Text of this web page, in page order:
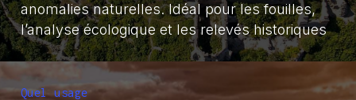
anomalies naturelles. Idéal pour les fouilles,
l’analyse écologique et les relevés historiques
Quel usage